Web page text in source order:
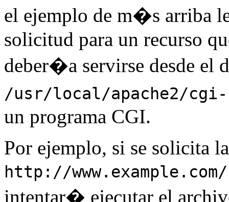
el ejemplo de m�s arriba
solicitud para un recurso
deber�a servirse desde el
/usr/local/apache2/
un programa CGI.
Por ejemplo, si se solicita
http://
intentar� ejecutar el